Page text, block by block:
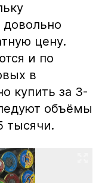
цену.
и по
в
купить за 3-
объёмы
тысячи.